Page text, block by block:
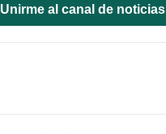
Unirme al canal de noticias